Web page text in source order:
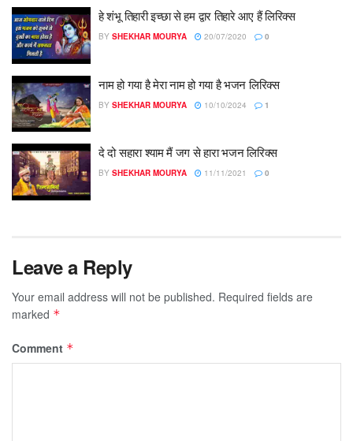
हे शंभू तिहारी इच्छा से हम द्वार तिहारे आए हैं लिरिक्स
BY SHEKHAR MOURYA 20/07/2020 0
नाम हो गया है मेरा नाम हो गया है भजन लिरिक्स
BY SHEKHAR MOURYA 10/10/2024 1
दे दो सहारा श्याम मैं जग से हारा भजन लिरिक्स
BY SHEKHAR MOURYA 11/11/2021 0
Leave a Reply
Your email address will not be published. Required fields are
marked *
Comment *